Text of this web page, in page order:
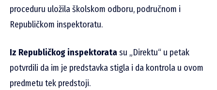
proceduru uložila školskom odboru, područnom i
Republičkom inspektoratu.
Iz Republičkog inspektoratasu „Direktu“ u petak
potvrdili da im je predstavka stigla i da kontrola u ovom
predmetu tek predstoji.